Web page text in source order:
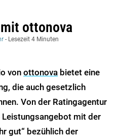
ottonova
- Lesezeit 4 Minuten
von ottonova bietet eine
die auch gesetzlich
Von der Ratingagentur
mit der
gut“ bezühlich der